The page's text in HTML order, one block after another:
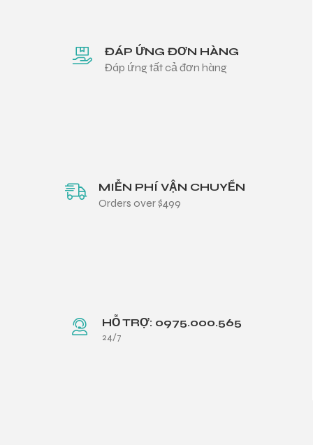
ĐÁP ỨNG ĐƠN HÀNG
Đáp ứng tất cả đơn hàng
MIỄN PHÍ VẬN CHUYỂN
Orders over $499
HỖ TRỢ: 0975.000.565
24/7